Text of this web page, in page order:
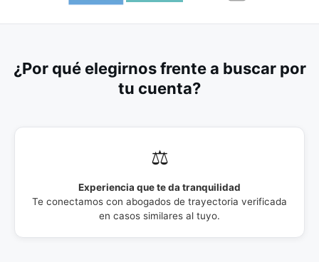
¿Por qué elegirnos frente a buscar por
tu cuenta?
⚖️
Experiencia que te da tranquilidad
Te conectamos con abogados de trayectoria verificada
en casos similares al tuyo.